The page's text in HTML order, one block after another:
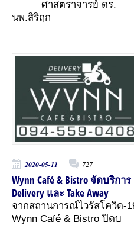
ศาสตราจารย์ ดร.
นพ.สิริฤก
2020-05-11 727
Wynn Café & Bistro จัดบริการ
Delivery และ Take Away
จากสถานการณ์ไวรัสโควิด-
Wynn Café & Bistro ปิดบ